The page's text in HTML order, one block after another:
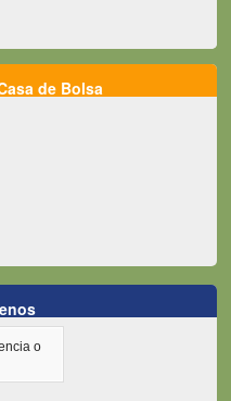
de Bolsa
o